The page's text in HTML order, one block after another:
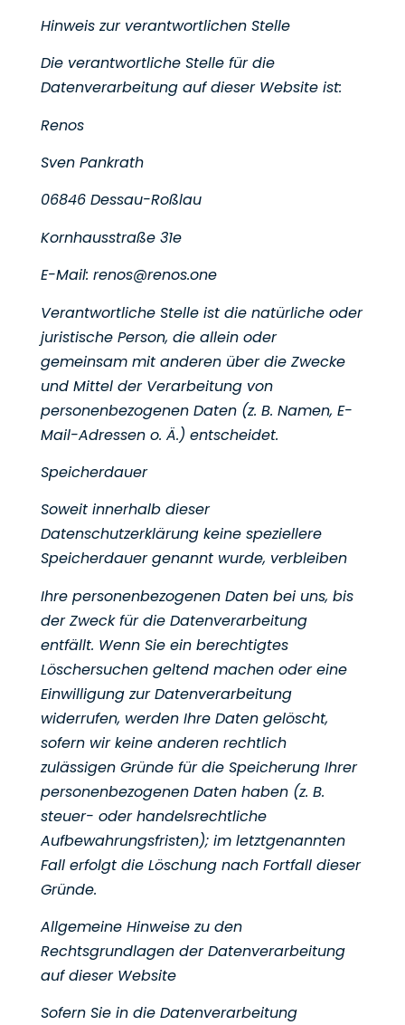
Hinweis zur verantwortlichen Stelle
Die verantwortliche Stelle für die
Datenverarbeitung auf dieser Website ist:
Renos
Sven Pankrath
06846 Dessau-Roßlau
Kornhausstraße 31e
E-Mail: renos@renos.one
Verantwortliche Stelle ist die natürliche oder
juristische Person, die allein oder
gemeinsam mit anderen überdie Zwecke
und Mittel der Verarbeitung von
personenbezogenen Daten (z. B. Namen, E-
Mail-Adressen o. Ä.) entscheidet.
Speicherdauer
Soweit innerhalb dieser
Datenschutzerklärung keine speziellere
Speicherdauer genannt wurde, verbleiben
Ihre personenbezogenen Daten bei uns, bis
der Zweck für die Datenverarbeitung
entfällt. Wenn Sie ein berechtigtes
Löschersuchen geltend machen oder eine
Einwilligung zur Datenverarbeitung
widerrufen, werden Ihre Daten gelöscht,
sofern wir keine anderen rechtlich
zulässigen Gründe für die Speicherung Ihrer
personenbezogenen Daten haben (z. B.
steuer- oder handelsrechtliche
Aufbewahrungsfristen); im letztgenannten
Fall erfolgt die Löschung nach Fortfall dieser
Gründe.
Allgemeine Hinweise zu den
Rechtsgrundlagen der Datenverarbeitung
auf dieser Website
Sofern Sie in die Datenverarbeitung